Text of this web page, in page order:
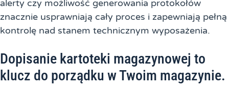
alerty czy możliwość generowania protokołów
znacznie usprawniają cały proces i zapewniają pełną
kontrolę nad stanem technicznym wyposażenia.
Dopisanie kartoteki magazynowej to
klucz do porządku w Twoim magazynie.